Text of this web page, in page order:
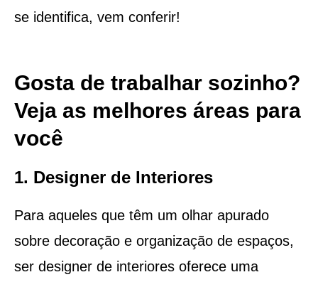
se identifica, vem conferir!
Gosta de trabalhar sozinho?
Veja as melhores áreas para
você
1. Designer de Interiores
Para aqueles que têm um olhar apurado
sobre decoração e organização de espaços,
ser designer de interiores oferece uma